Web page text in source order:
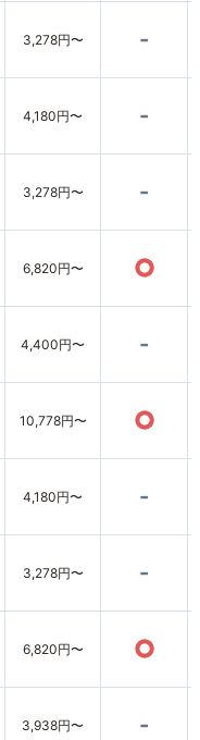
3,278円〜 -
4,180円〜 -
3,278円〜 -
6,820円〜 ○
4,400円〜 -
10,778円〜 ○
4,180円〜 -
3,278円〜 -
6,820円〜 ○
3,938円〜 -